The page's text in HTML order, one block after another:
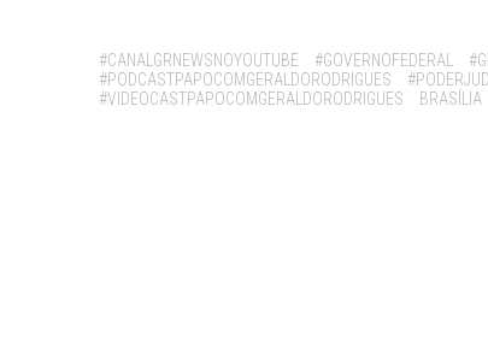
Tags:
#CANALGRNEWSNOYOUTUBE #GOVERNOFEDERAL
#PODCASTPAPOCOMGERALDORODRIGUES
#VIDEOCASTPAPOCOMGERALDORODRIGUES
BRASÍLIA